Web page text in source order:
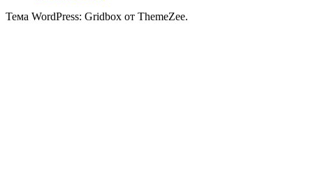
Тема WordPress: Gridbox от ThemeZee.